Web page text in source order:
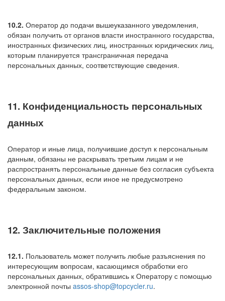
10.2. Оператор до подачи вышеуказанного уведомления,
обязан получить от органов власти иностранного государства,
иностранных физических лиц, иностранных юридических лиц,
которым планируется трансграничная передача
персональных данных, соответствующие сведения.
11. Конфиденциальность персональных
данных
Оператор и иные лица, получившие доступ к персональным
данным, обязаны не раскрывать третьим лицам и не
распространять персональные данные без согласия субъекта
персональных данных, если иное не предусмотрено
федеральным законом.
12. Заключительные положения
12.1. Пользователь может получить любые разъяснения по
интересующим вопросам, касающимся обработки его
персональных данных, обратившись к Оператору с помощью
электронной почты assos-shop@topcycler.ru.